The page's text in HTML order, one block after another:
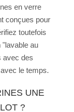
en verre
conçues pour
toutefois
"lavable au
avec des
le temps.
UNE
?